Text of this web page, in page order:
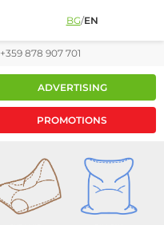
BG/EN
+359 878 907 701
ADVERTISING
PROMOTIONS